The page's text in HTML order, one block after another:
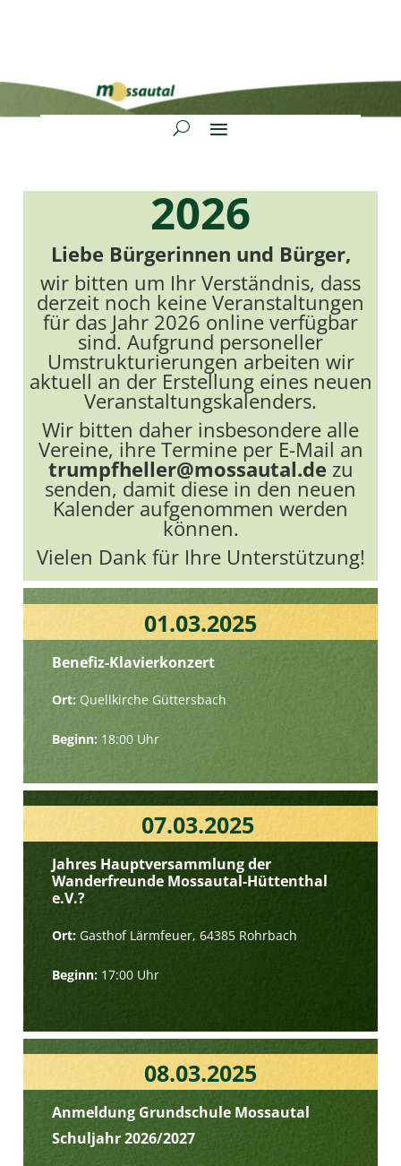
2026
Liebe Bürgerinnen und Bürger,
wir bitten um Ihr Verständnis, dass
derzeit noch keine Veranstaltungen
für das Jahr 2026 online verfügbar
sind. Aufgrund personeller
Umstrukturierungen arbeiten wir
aktuell an der Erstellung eines neuen
Veranstaltungskalenders.
Wir bitten daher insbesondere alle
Vereine, ihre Termine per E-Mail an
trumpfheller@mossautal.de zu
senden, damit diese in den neuen
Kalender aufgenommen werden
können.
Vielen Dank für Ihre Unterstützung!
01.03.2025
Benefiz-Klavierkonzert
Ort:Quellkirche Güttersbach
Beginn: 18:00 Uhr
07.03.2025
Jahres Hauptversammlung der
Wanderfreunde Mossautal-Hüttenthal
e.V.?
Ort: Gasthof Lärmfeuer, 64385 Rohrbach
Beginn: 17:00 Uhr
08.03.2025
Anmeldung Grundschule Mossautal
Schuljahr 2026/2027